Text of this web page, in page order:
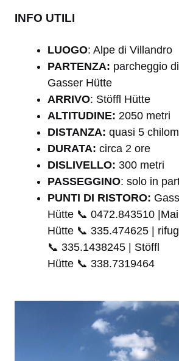
INFO UTILI
LUOGO: Alpe di Villandro
PARTENZA: parcheggio
Gasser Hütte
ARRIVO: Stöffl Hütte
ALTITUDINE: 2050 metri
DISTANZA: quasi 5
DURATA: circa 2 ore
DISLIVELLO: 300 metri
PASSEGGINO: solo in
PUNTI DI RISTORO:
Hütte 📞 0472.843510
Hütte 📞 335.474625 |
📞 335.1438245 | Stöffl
Hütte 📞 338.7319464